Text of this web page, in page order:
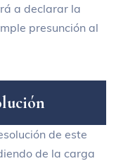
a declarar la
presunción al
lución
de este
de la carga